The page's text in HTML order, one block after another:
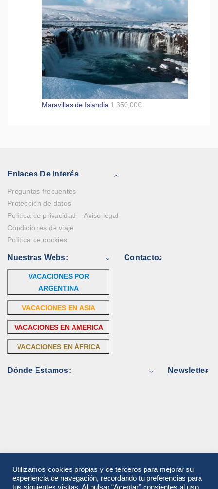
Maravillas de Islandia 1.350,00€
Enlaces De Interés
Preguntas frecuentes
Protección de datos
Política de privacidad – Aviso legal
Condiciones de viaje
Política de cookies
Nuestras Webs:
VACACIONES POR
ARGENTINA
VACACIONES EN ASIA
VACACIONES EN AMERICA
VACACIONES EN ÁFRICA
Contacto:
Dónde Estamos: Newsletter
Utilizamos cookies propias y de terceros para mejorar su
experiencia de navegación, recordando tu preferencias para
tus siguientes visitas. Al pulsar “Aceptar”,consientes al uso